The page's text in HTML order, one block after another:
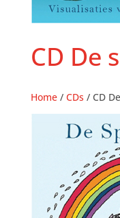
CD De
Home/ CDs / CD